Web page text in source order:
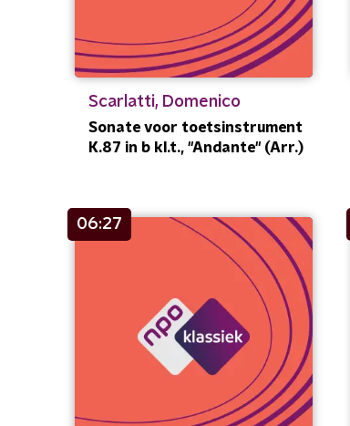
Scarlatti, Domenico
Sonate voor toetsinstrument
K.87 in b kl.t., "Andante" (Arr.)
06:27